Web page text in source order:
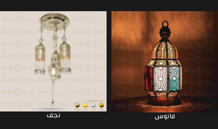
فانوس
نجف